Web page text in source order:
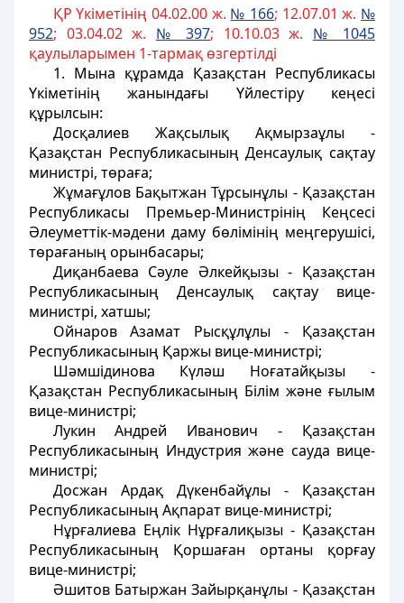
ҚР Үкіметінің 04.02.00 ж. № 166; 12.07.01 ж. №
952; 03.04.02 ж. № 397; 10.10.03 ж. № 1045
қаулыларымен 1-тармақ өзгертілді
1. Мына құрамда Қазақстан Республикасы
Үкіметінің жанындағы Үйлестіру кеңесі
құрылсын:
Досқалиев Жақсылық Ақмырзаұлы -
Қазақстан Республикасының Денсаулық сақтау
министрi, төраға;
Жұмағұлов Бақытжан Тұрсынұлы - Қазақстан
Республикасы Премьер-Министрінің Кеңсесi
Әлеуметтiк-мәдени даму бөлiмiнiң меңгерушiсi,
төрағаның орынбасары;
Диқанбаева Сәуле Әлкейқызы - Қазақстан
Республикасының Денсаулық сақтау вице-
министрi, хатшы;
Ойнаров Азамат Рысқұлұлы - Қазақстан
Республикасының Қаржы вице-министрi;
Шәмшiдинова Күләш Ноғатайқызы -
Қазақстан Республикасының Білім және ғылым
вице-министрi;
Лукин Андрей Иванович - Қазақстан
Республикасының Индустрия және сауда вице-
министрi;
Досжан Ардақ Дүкенбайұлы - Қазақстан
Республикасының Ақпарат вице-министрi;
Нұрғалиева Еңлiк Нұрғалиқызы - Қазақстан
Республикасының Қоршаған ортаны қорғау
вице-министрi;
Әшитов Батыржан Зайырқанұлы - Қазақстан